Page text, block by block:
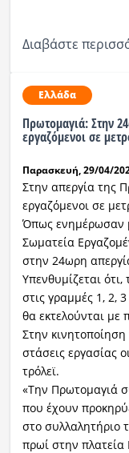
Διαβάστε
Ελλάδα
Πρωτομαγιά: Στην
εργαζόμενοι σε
Παρασκευή, 29/04/
Στην απεργία της
εργαζόμενοι σε
Όπως ενημέρωσαν
Σωματεία
στην 24ωρη
Υπενθυμίζεται
στις γραμμές 1, 2,
θα εκτελούνται με
Στην
στάσεις εργασίας
τρόλεϊ.
«Την Πρωτομαγιά
που έχουν
στο συλλαλητήριο
πρωί στην